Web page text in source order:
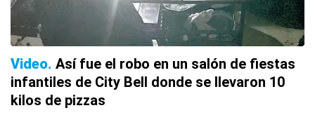
Video Así fue el robo en un salón de fiestas
infantiles de City Bell donde se llevaron 10
kilos de pizzas